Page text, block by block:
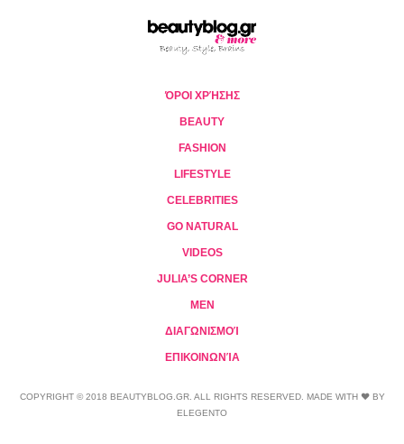
ΌΡΟΙ ΧΡΉΣΗΣ
BEAUTY
FASHION
LIFESTYLE
CELEBRITIES
GO NATURAL
VIDEOS
JULIA’S CORNER
MEN
ΔΙΑΓΩΝΙΣΜΟΊ
ΕΠΙΚΟΙΝΩΝΊΑ
COPYRIGHT © 2018 BEAUTYBLOG.GR. ALL RIGHTS RESERVED. MADE WITH ❤ BY
ELEGENTO